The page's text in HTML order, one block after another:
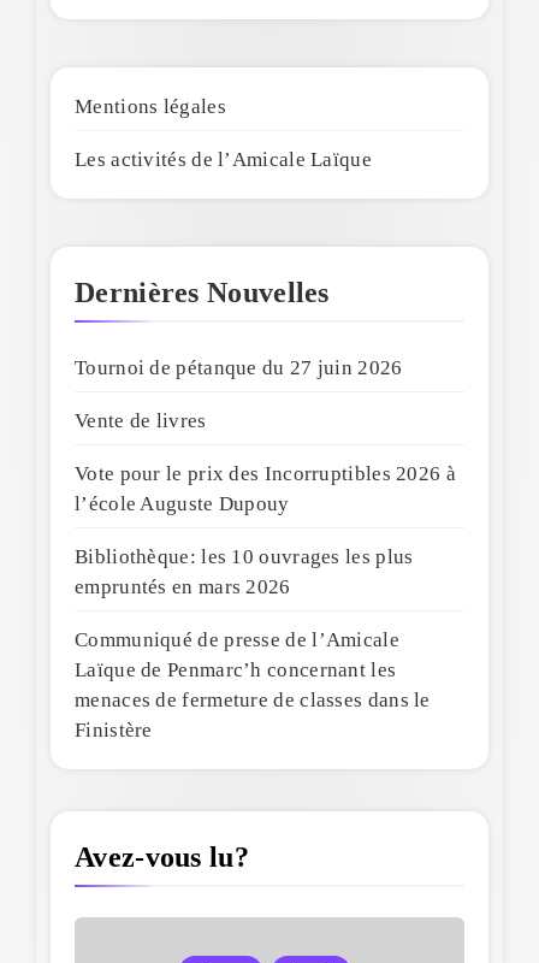
Mentions légales
Les activités de l’Amicale Laïque
Dernières Nouvelles
Tournoi de pétanque du 27 juin 2026
Vente de livres
Vote pour le prix des Incorruptibles 2026 à
l’école Auguste Dupouy
Bibliothèque: les 10 ouvrages les plus
empruntés en mars 2026
Communiqué de presse de l’Amicale
Laïque de Penmarc’h concernant les
menaces de fermeture de classes dans le
Finistère
Avez-vous lu?